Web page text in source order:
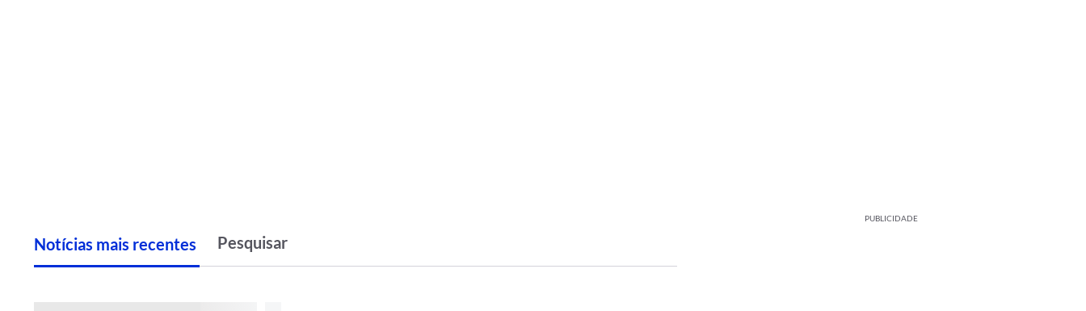
Notícias mais recentes
PUBLICIDADE